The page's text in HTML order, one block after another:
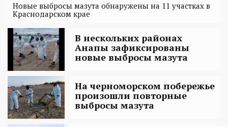
Новые выбросы мазута обнаружены на 11 участках в
Краснодарском крае
В нескольких районах
Анапы зафиксированы
новые выбросы мазута
На черноморском побережье
произошли повторные
выбросы мазута